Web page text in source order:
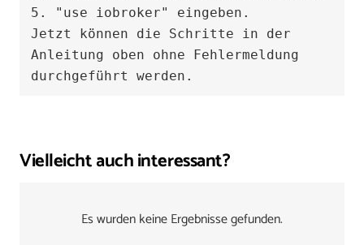
5. "use iobroker" eingeben.
Jetzt können die Schritte in der
Anleitung oben ohne Fehlermeldung
durchgeführt werden.
Vielleicht auch interessant?
Es wurden keine Ergebnisse gefunden.